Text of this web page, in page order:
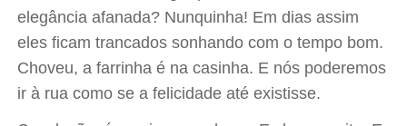
elegância afanada? Nunquinha! Em dias assim
eles ficam trancados sonhando com o tempo bom.
Choveu, a farrinha é na casinha. E nós poderemos
ir à rua como se a felicidade até existisse.